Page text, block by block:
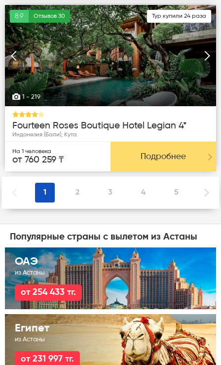
8.9 Отзывов 30 Тур купили 24 раза
1 - 219
Следующая
Fourteen Roses Boutique Hotel Legian 4*
Индонезия (Бали), Кута
На 1 человека
от 760 259 ₸ Подробнее
1 2 3 4 5
Популярные страны с вылетом из Астаны
ОАЭ
из Астаны
от 254 433 тг.
Египет
из Астаны
от 231 997 тг.